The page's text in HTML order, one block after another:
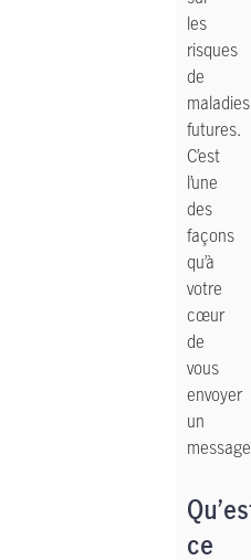
les
risques
de
maladies
futures.
C’est
l’une
des
façons
qu’à
votre
cœur
de
vous
envoyer
un
ce